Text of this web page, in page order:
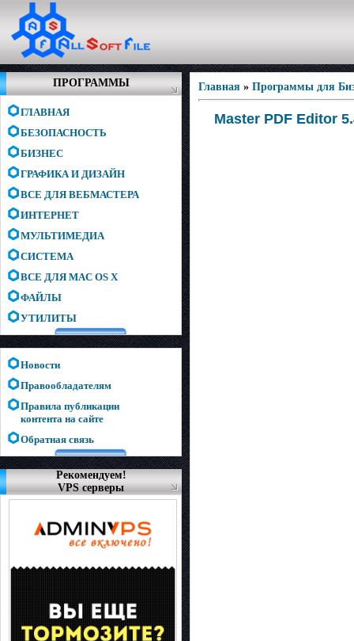
ПРОГРАММЫ
ГЛАВНАЯ
БЕЗОПАСНОСТЬ
БИЗНЕС
ГРАФИКА И ДИЗАЙН
ВСЕ ДЛЯ ВЕБМАСТЕРА
ИНТЕРНЕТ
МУЛЬТИМЕДИА
СИСТЕМА
ВСЕ ДЛЯ MAC OS X
ФАЙЛЫ
УТИЛИТЫ
Новости
Правообладателям
Правила публикации
контента на сайте
Обратная связь
Рекомендуем!
VPS серверы
Главная » Программы для
Master PDF Editor